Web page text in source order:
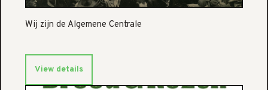
Wij zijn de Algemene Centrale
View details